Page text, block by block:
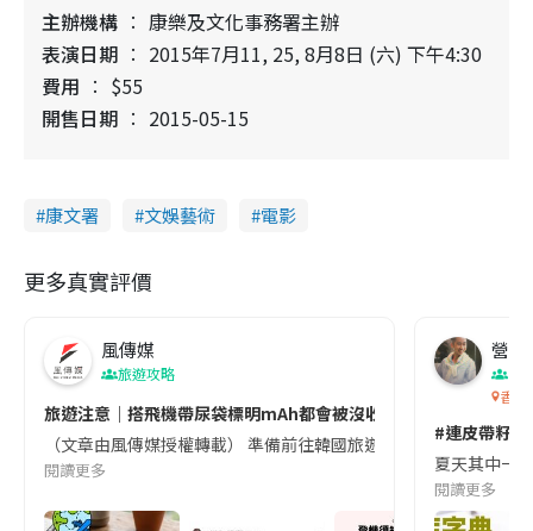
主辦機構
康樂及文化事務署主辦
表演日期
2015年7月11, 25, 8月8日 (六) 下午4:30
費用
$55
開售日期
2015-05-15
康文署 文娛藝術 電影
更多真實評價
風傳媒
旅遊攻略
旅遊注意｜搭飛機帶尿袋標明mAh都會被沒收😱出發前切記檢查
（文章由風傳媒授權轉載） 準備前往韓國旅遊的民眾，近期要
閱讀更多
營養
香港
#連皮帶籽
夏天其中一
閱讀更多